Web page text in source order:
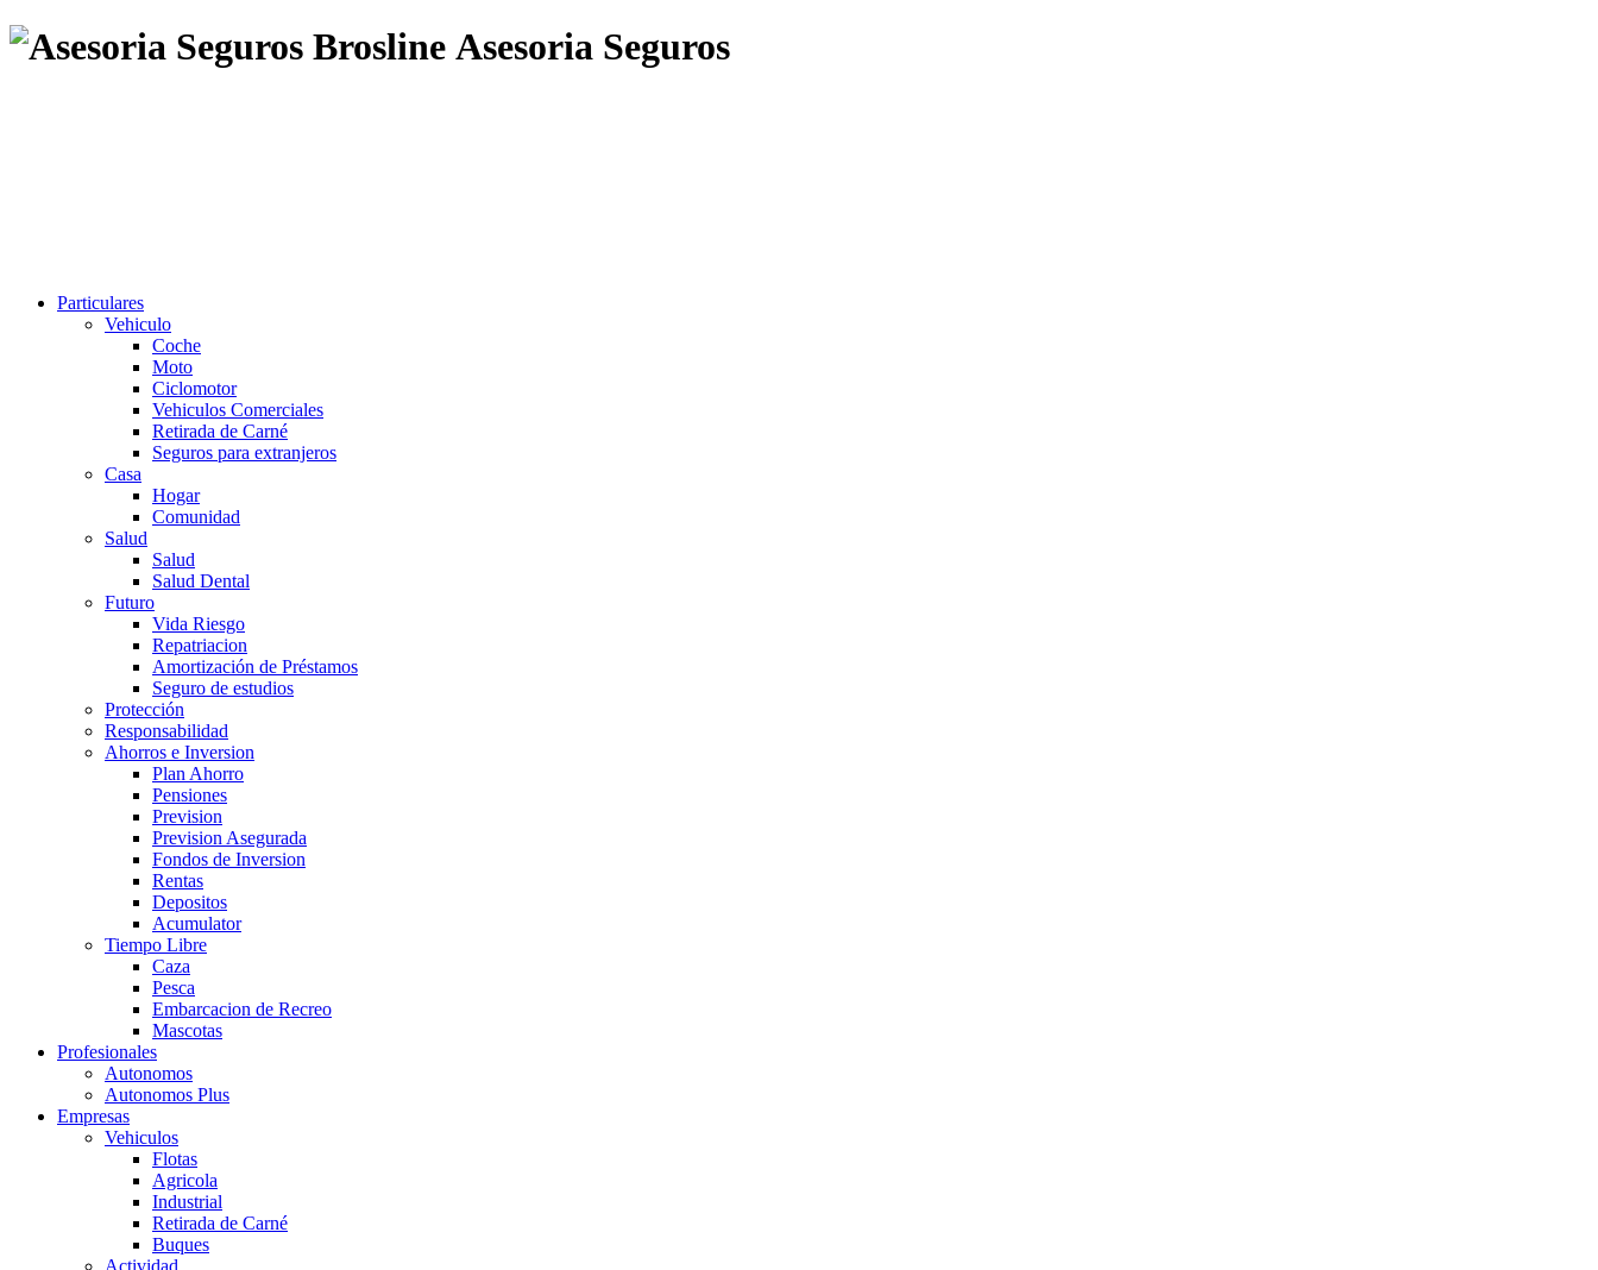
Asesoria Seguros
Particulares
Vehiculo
Coche
Moto
Ciclomotor
Vehiculos Comerciales
Retirada de Carné
Seguros para extranjeros
Casa
Hogar
Comunidad
Salud
Salud
Salud Dental
Futuro
Vida Riesgo
Repatriacion
Amortización de Préstamos
Seguro de estudios
Protección
Responsabilidad
Ahorros e Inversion
Plan Ahorro
Pensiones
Prevision
Prevision Asegurada
Fondos de Inversion
Rentas
Depositos
Acumulator
Tiempo Libre
Caza
Pesca
Embarcacion de Recreo
Mascotas
Profesionales
Autonomos
Autonomos Plus
Empresas
Vehiculos
Flotas
Agricola
Industrial
Retirada de Carné
Buques
Actividad